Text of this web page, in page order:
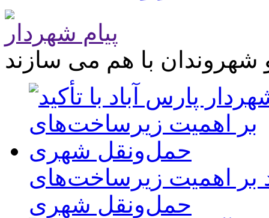
پیام شهردار
شهروندان با هم می سازند
بر اهمیت زیرساخت‌های
حمل‌ونقل شهری